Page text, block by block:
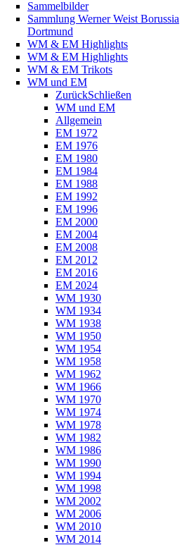
Sammelbilder
Sammlung Werner Weist Borussia
Dortmund
WM & EM Highlights
WM & EM Highlights
WM & EM Trikots
WM und EM
ZurückSchließen
WM und EM
Allgemein
EM 1972
EM 1976
EM 1980
EM 1984
EM 1988
EM 1992
EM 1996
EM 2000
EM 2004
EM 2008
EM 2012
EM 2016
EM 2024
WM 1930
WM 1934
WM 1938
WM 1950
WM 1954
WM 1958
WM 1962
WM 1966
WM 1970
WM 1974
WM 1978
WM 1982
WM 1986
WM 1990
WM 1994
WM 1998
WM 2002
WM 2006
WM 2010
WM 2014